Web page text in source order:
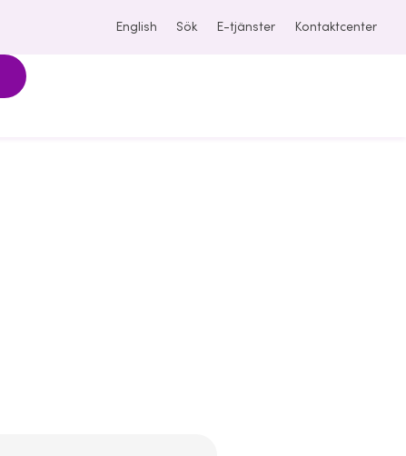
English Sök E-tjänster Kontaktcenter